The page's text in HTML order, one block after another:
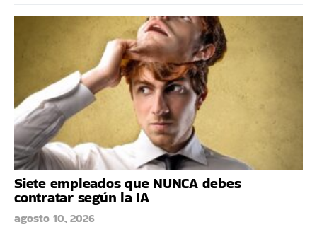
Siete empleados que NUNCA debes
contratar según la IA
agosto 10, 2026